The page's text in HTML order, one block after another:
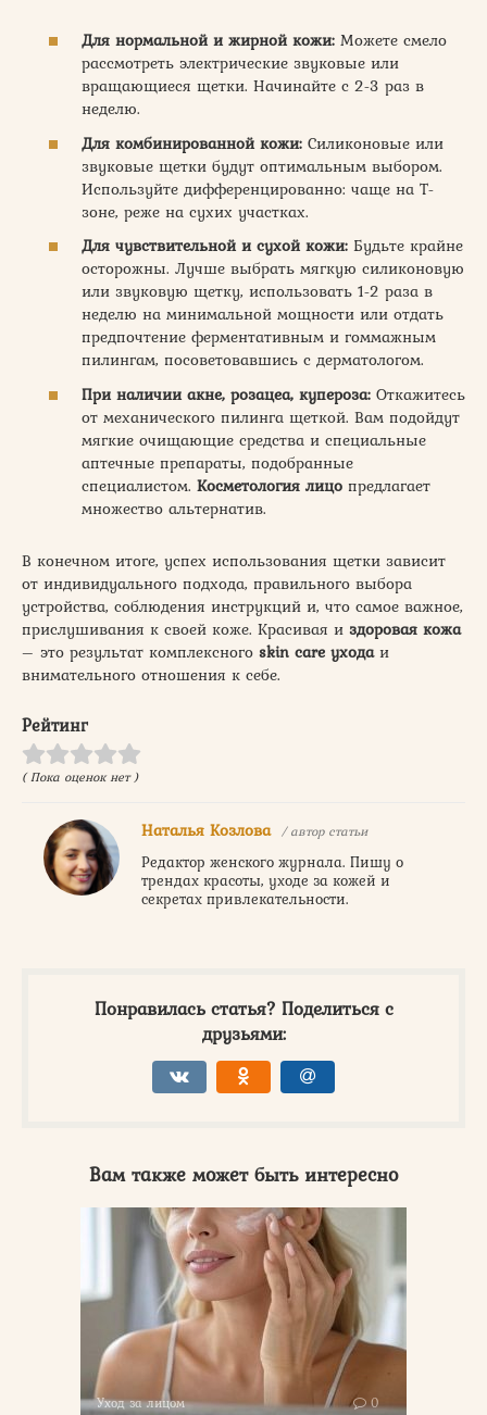
Для нормальной и жирной кожи: Можете смело
рассмотреть электрические звуковые или
вращающиеся щетки. Начинайте с 2-3 раз в
неделю.
Для комбинированной кожи: Силиконовые или
звуковые щетки будут оптимальным выбором.
Используйте дифференцированно: чаще на Т-
зоне, реже на сухих участках.
Для чувствительной и сухой кожи: Будьте крайне
осторожны. Лучше выбрать мягкую силиконовую
или звуковую щетку, использовать 1-2 раза в
неделю на минимальной мощности или отдать
предпочтение ферментативным и гоммажным
пилингам, посоветовавшись с дерматологом.
При наличии акне, розацеа, купероза: Откажитесь
от механического пилинга щеткой. Вам подойдут
мягкие очищающие средства и специальные
аптечные препараты, подобранные
специалистом. Косметология лицо предлагает
множество альтернатив.
В конечном итоге, успех использования щетки зависит
от индивидуального подхода, правильного выбора
устройства, соблюдения инструкций и, что самое важное,
прислушивания к своей коже. Красивая и здоровая кожа
– это результат комплексного skin care уходаи
внимательного отношения к себе.
Рейтинг
( Пока оценок нет )
Наталья Козлова / автор статьи
Редактор женского журнала. Пишу о
трендах красоты, уходе за кожей и
секретах привлекательности.
Понравилась статья? Поделиться с
друзьями:
Вам также может быть интересно
Уход за лицом 0